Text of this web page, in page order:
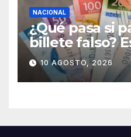
NACIONAL
¿Qué pasa si
billete falso?
sanciones en
10 AGOSTO, 2026